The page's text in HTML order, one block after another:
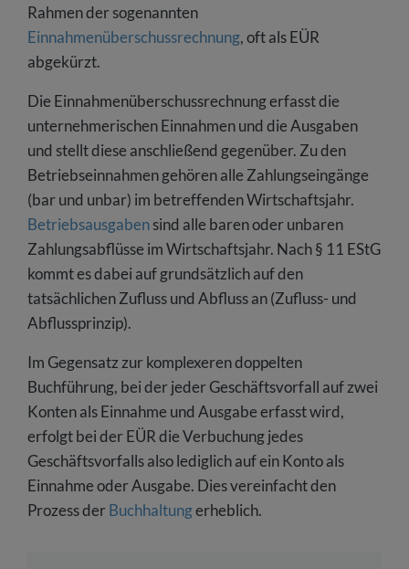
Rahmen der sogenannten
Einnahmenüberschussrechnung, oft als EÜR
abgekürzt.
Die Einnahmenüberschussrechnung erfasst die
unternehmerischen Einnahmen und die Ausgaben
und stellt diese anschließend gegenüber. Zu den
Betriebseinnahmen gehören alle Zahlungseingänge
(bar und unbar) im betreffenden Wirtschaftsjahr.
Betriebsausgabensind alle baren oder unbaren
Zahlungsabflüsse im Wirtschaftsjahr. Nach § 11 EStG
kommt es dabei auf grundsätzlich auf den
tatsächlichen Zufluss und Abfluss an (Zufluss- und
Abflussprinzip).
Im Gegensatz zur komplexeren doppelten
Buchführung, bei der jeder Geschäftsvorfall auf zwei
Konten als Einnahme und Ausgabe erfasst wird,
erfolgt bei der EÜR die Verbuchung jedes
Geschäftsvorfalls also lediglich auf ein Konto als
Einnahme oder Ausgabe. Dies vereinfacht den
Prozess derBuchhaltungerheblich.